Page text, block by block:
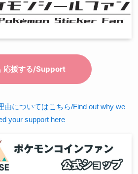
由についてはこちら/Find out why we
your support here